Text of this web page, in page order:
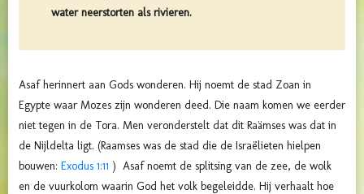
water neerstorten als rivieren.
Asaf herinnert aan Gods wonderen. Hij noemt de stad Zoan in
Egypte waar Mozes zijn wonderen deed. Die naam komen we eerder
niet tegen in de Tora. Men veronderstelt dat dit Raämses was dat in
de Nijldelta ligt. (Raamses was de stad die de Israëlieten hielpen
bouwen: Exodus 1:11 ) Asaf noemt de splitsing van de zee, de wolk
en de vuurkolom waarin God het volk begeleidde. Hij verhaalt hoe